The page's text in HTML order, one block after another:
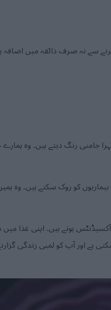
نہ صرف ذائقہ میں اضافہ
جامنی رنگ دیتے ہیں۔ وہ
بیماریوں کو روک سکتے ہیں۔ وہ
میں سبز گوبھی کے مقابلے میں 4.5 گنا زیادہ اینٹی آکسیڈنٹس ہوتے
ہے اور آپ کو لمبی زندگی